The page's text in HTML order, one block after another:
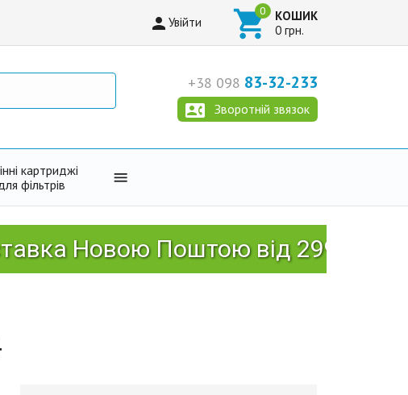
Увійти  КОШИК
0 грн.
+38 098 83-32-233
Зворотній звязок
картриджі
фільтрів

Новою Поштою від 2999 грн!